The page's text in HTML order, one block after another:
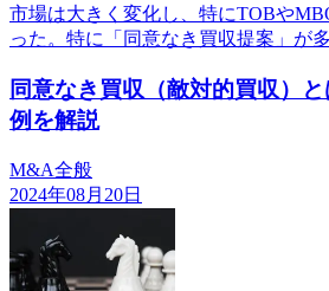
市場は大きく変化し、特にTOBや
った。特に「同意なき買収提案」が
同意なき買収（敵対的買収）
例を解説
M&A全般
2024年08月20日